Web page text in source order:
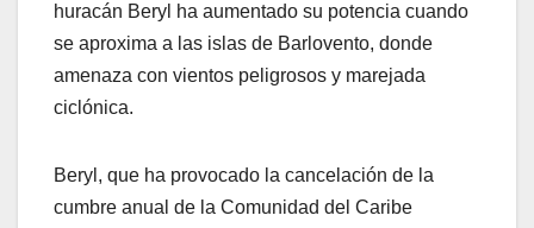
huracán Beryl ha aumentado su potencia cuando
se aproxima a las islas de Barlovento, donde
amenaza con vientos peligrosos y marejada
ciclónica.
Beryl, que ha provocado la cancelación de la
cumbre anual de la Comunidad del Caribe